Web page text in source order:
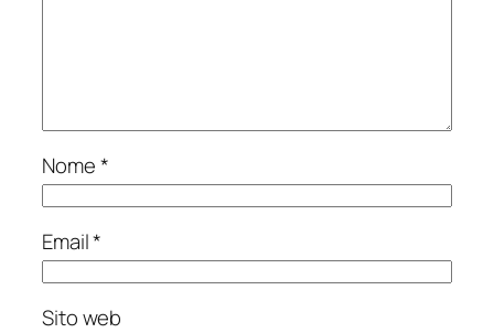
Nome*
Email*
Sito web